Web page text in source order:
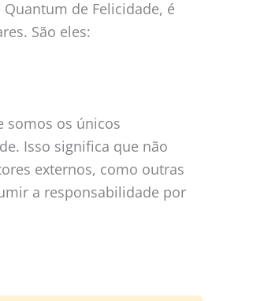
de Felicidade, é
São eles:
somos os únicos
Isso significa que não
externos, como outras
a responsabilidade por